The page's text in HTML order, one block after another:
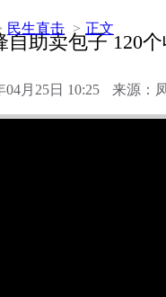
民生直击 > 正文
自助卖包子 120
月25日 10:25 来源：